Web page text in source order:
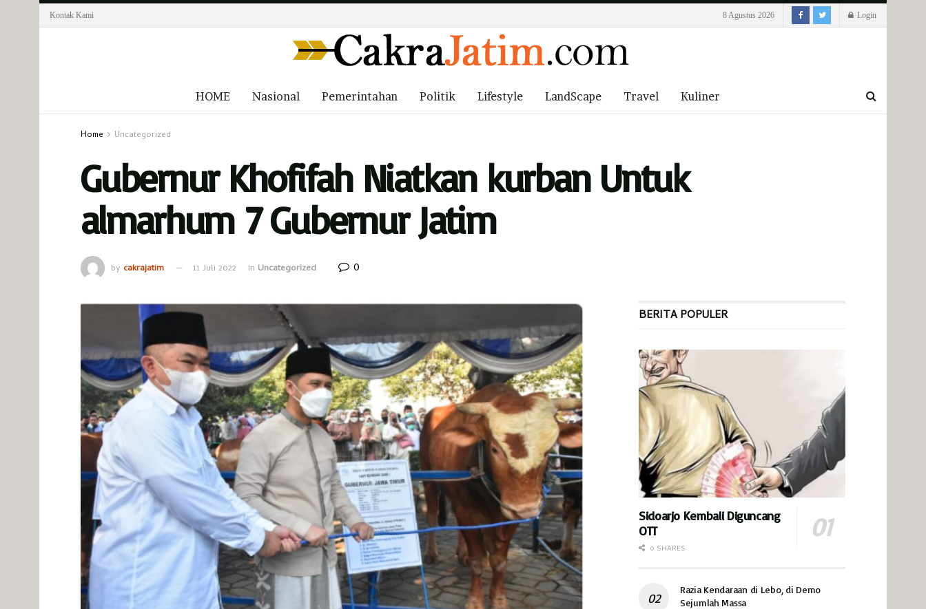
Kontak Kami 8 Agustus 2026 Login
HOME Nasional Pemerintahan Politik Lifestyle LandScape Travel Kuliner
Home Uncategorized
Gubernur Khofifah Niatkan kurban Untuk
almarhum 7 Gubernur Jatim
by cakrajatim 11 Juli 2022 in Uncategorized 0
BERITA POPULER
Sidoarjo Kembali Diguncang
OTT
0 SHARES
Razia Kendaraan di Lebo, di Demo
Sejumlah Massa